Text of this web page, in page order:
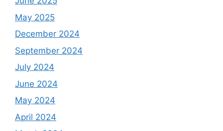
May 2025
December 2024
September 2024
July 2024
June 2024
May 2024
April 2024